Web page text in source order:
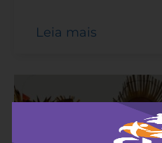
Leia mais